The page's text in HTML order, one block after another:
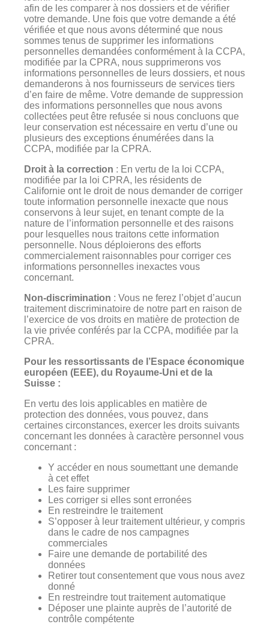
afin de les comparer à nos dossiers et de vérifier
votre demande. Une fois que votre demande a été
vérifiée et que nous avons déterminé que nous
sommes tenus de supprimer les informations
personnelles demandées conformément à la CCPA,
modifiée par la CPRA, nous supprimerons vos
informations personnelles de leurs dossiers, et nous
demanderons à nos fournisseurs de services tiers
d’en faire de même. Votre demande de suppression
des informations personnelles que nous avons
collectées peut être refusée si nous concluons que
leur conservation est nécessaire en vertu d’une ou
plusieurs des exceptions énumérées dans la
CCPA, modifiée par la CPRA.
Droit à la correction : En vertu de la loi CCPA,
modifiée par la loi CPRA, les résidents de
Californie ont le droit de nous demander de corriger
toute information personnelle inexacte que nous
conservons à leur sujet, en tenant compte de la
nature de l’information personnelle et des raisons
pour lesquelles nous traitons cette information
personnelle. Nous déploierons des efforts
commercialement raisonnables pour corriger ces
informations personnelles inexactes vous
concernant.
Non-discrimination : Vous ne ferez l’objet d’aucun
traitement discriminatoire de notre part en raison de
l’exercice de vos droits en matière de protection de
la vie privée conférés par la CCPA, modifiée par la
CPRA.
Pour les ressortissants de l’Espace économique
européen (EEE), du Royaume-Uni et de la
Suisse :
En vertu des lois applicables en matière de
protection des données, vous pouvez, dans
certaines circonstances, exercer les droits suivants
concernant les données à caractère personnel vous
concernant :
Y accéder en nous soumettant une demande
à cet effet
Les faire supprimer
Les corriger si elles sont erronées
En restreindre le traitement
S’opposer à leur traitement ultérieur, y compris
dans le cadre de nos campagnes
commerciales
Faire une demande de portabilité des
données
Retirer tout consentement que vous nous avez
donné
En restreindre tout traitement automatique
Déposer une plainte auprès de l’autorité de
contrôle compétente